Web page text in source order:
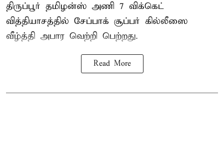
திருப்பூர் தமிழன்ஸ் அணி 7 விக்கெட்
வித்தியாசத்தில் சேப்பாக் சூப்பர் கில்லீஸை
வீழ்த்தி அபார வெற்றி பெற்றது.
Read More